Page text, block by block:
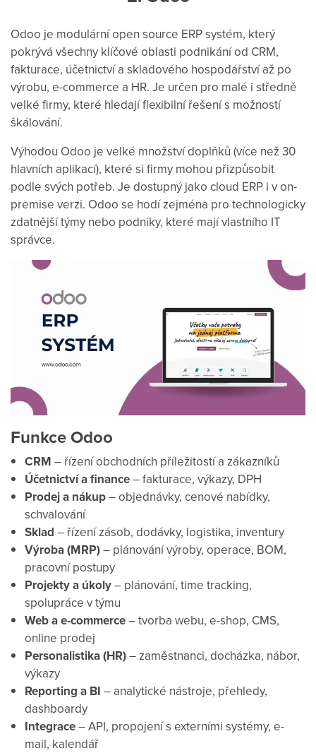
Odoo je modulární open source ERP systém, který
pokrývá všechny klíčové oblasti podnikání od CRM,
fakturace, účetnictví a skladového hospodářství až po
výrobu, e-commerce a HR. Je určen pro malé i středně
velké firmy, které hledají flexibilní řešení s možností
škálování.
Výhodou Odoo je velké množství doplňků (více než 30
hlavních aplikací), které si firmy mohou přizpůsobit
podle svých potřeb. Je dostupný jako cloud ERP i v on-
premise verzi. Odoo se hodí zejména pro technologicky
zdatnější týmy nebo podniky, které mají vlastního IT
správce.
Funkce Odoo
CRM – řízení obchodních příležitostí a zákazníků
Účetnictví a finance– fakturace, výkazy, DPH
Prodej a nákup– objednávky, cenové nabídky,
schvalování
Sklad – řízení zásob, dodávky, logistika, inventury
Výroba (MRP)– plánování výroby, operace, BOM,
pracovní postupy
Projekty a úkoly– plánování, time tracking,
spolupráce v týmu
Web a e-commerce– tvorba webu, e-shop, CMS,
online prodej
Personalistika (HR)– zaměstnanci, docházka, nábor,
výkazy
Reporting a BI – analytické nástroje, přehledy,
dashboardy
Integrace– API, propojení s externími systémy, e-
mail, kalendář